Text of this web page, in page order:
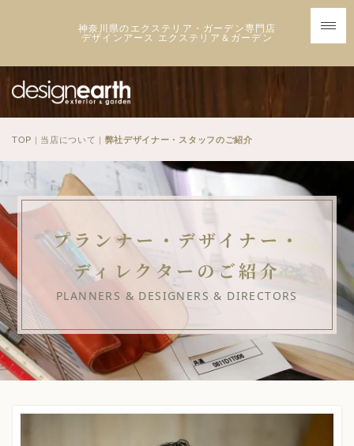
神奈川県のエクステリア・ガーデン専門店
デザインアース エクステリア＆ガーデン
TOP | 当店について | 弊社デザイナー・スタッフのご紹介
プランナー・デザイナー・
ディレクターのご紹介
PLANNERS & DESIGNERS & DIRECTORS